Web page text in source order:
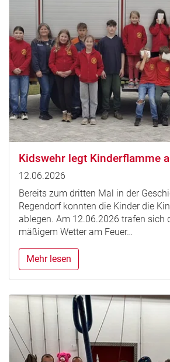
Kidswehr legt Kinderflamme
12.06.2026
Bereits zum dritten Mal in der
Regendorf konnten die Kinder die
ablegen. Am 12.06.2026 trafen sich
mäßigem Wetter am Feuer…
Mehr lesen